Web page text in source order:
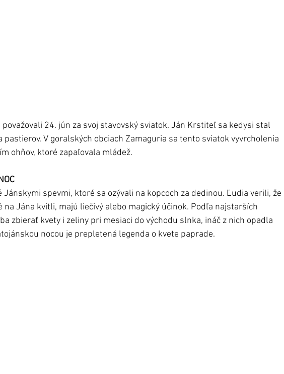
považovali 24. jún za svoj stavovský sviatok. Ján Krstiteľ sa kedysi stal
pastierov. V goralských obciach Zamaguria sa tento sviatok vyvrcholenia
ohňov, ktoré zapaľovala mládež.
Jánskymi spevmi, ktoré sa ozývali na kopcoch za dedinou. Ľudia verili, že
na Jána kvitli, majú liečivý alebo magický účinok. Podľa najstarších
zbierať kvety i zeliny pri mesiaci do východu slnka, ináč z nich opadla
nocou je prepletená legenda o kvete paprade.